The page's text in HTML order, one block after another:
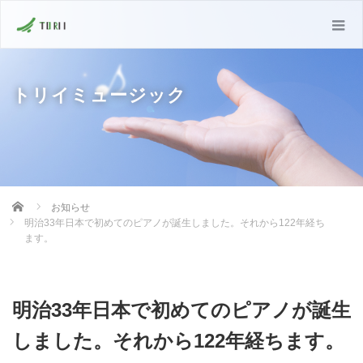
トリイミュージック
Home
お知らせ
明治33年日本で初めてのピアノが誕生しました。それから122年経ち
ます。
明治33年日本で初めてのピアノが誕生
しました。それから122年経ちます。